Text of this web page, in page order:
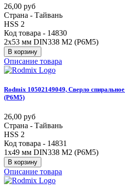
26,00 руб
Страна - Тайвань
HSS 2
Код товара - 14830
2х53 мм DIN338 М2 (Р6М5)
В корзину
Описание товара
Rodmix 10502149049, Сверло спиральное
(Р6М5)
26,00 руб
Страна - Тайвань
HSS 2
Код товара - 14831
1х49 мм DIN338 М2 (Р6М5)
В корзину
Описание товара